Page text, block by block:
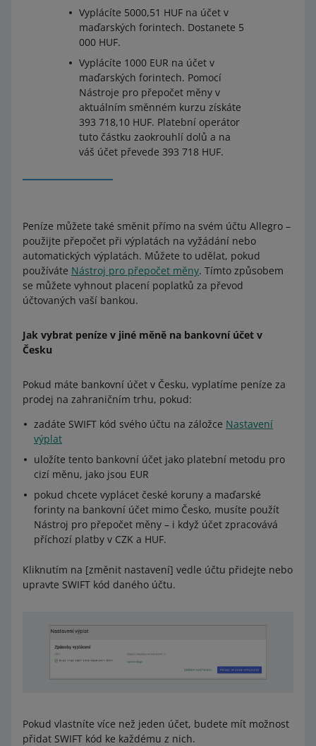
Vyplácíte 5000,51 HUF na účet v
maďarských forintech. Dostanete 5
000 HUF.
Vyplácíte 1000 EUR na účet v
maďarských forintech. Pomocí
Nástroje pro přepočet měny v
aktuálním směnném kurzu získáte
393 718,10 HUF. Platební operátor
tuto částku zaokrouhlí dolů a na
váš účet převede 393 718 HUF.
Peníze můžete také směnit přímo na svém účtu Allegro –⁠⁠⁠⁠⁠⁠⁠⁠⁠⁠⁠⁠
použijte přepočet při výplatách na vyžádání nebo
automatických výplatách. Můžete to udělat, pokud
používáte Nástroj pro přepočet měny. Tímto způsobem
se můžete vyhnout placení poplatků za převod
účtovaných vaší bankou.
Jak vybrat peníze v jiné měně na bankovní účet v
Česku
Pokud máte bankovní účet v Česku, vyplatíme peníze za
prodej na zahraničním trhu, pokud:
zadáte SWIFT kód svého účtu na záložce Nastavení
výplat
uložíte tento bankovní účet jako platební metodu pro
cizí měnu, jako jsou EUR
pokud chcete vyplácet české koruny a maďarské
forinty na bankovní účet mimo Česko, musíte použít
Nástroj pro přepočet měny –⁠⁠⁠⁠⁠⁠ i když účet zpracovává
příchozí platby v CZK a HUF.
Kliknutím na [změnit nastavení] vedle účtu přidejte nebo
upravte SWIFT kód daného účtu.
Pokud vlastníte více než jeden účet, budete mít možnost
přidat SWIFT kód ke každému z nich.